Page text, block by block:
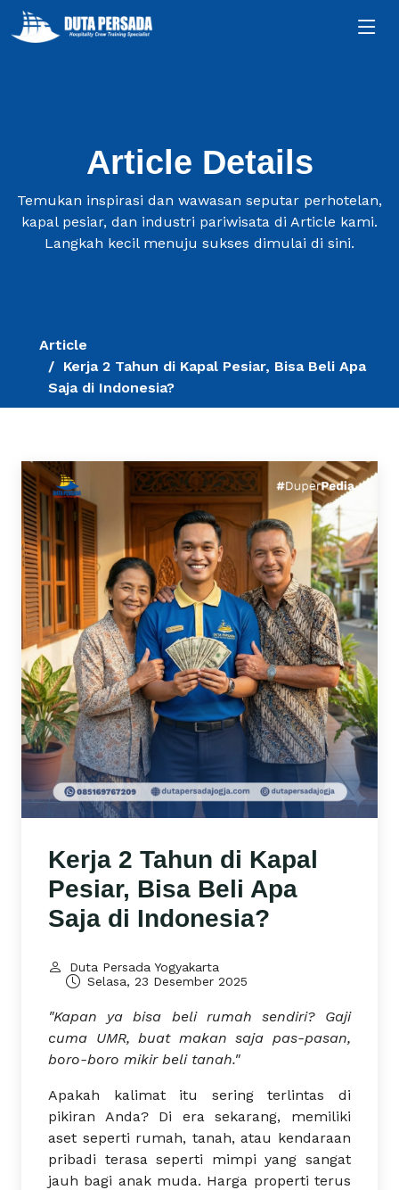
Article Details
Temukan inspirasi dan wawasan seputar perhotelan,
kapal pesiar, dan industri pariwisata di Article kami.
Langkah kecil menuju sukses dimulai di sini.
Article
Kerja 2 Tahun di Kapal Pesiar, Bisa Beli Apa
Saja di Indonesia?
Kerja 2 Tahun di Kapal
Pesiar, Bisa Beli Apa
Saja di Indonesia?
Duta Persada Yogyakarta
Selasa, 23 Desember 2025
"Kapan ya bisa beli rumah sendiri? Gaji
cuma UMR, buat makan saja pas-pasan,
boro-boro mikir beli tanah."
Apakah kalimat itu sering terlintas di
pikiran Anda? Di era sekarang, memiliki
aset seperti rumah, tanah, atau kendaraan
pribadi terasa seperti mimpi yang sangat
jauh bagi anak muda. Harga properti terus